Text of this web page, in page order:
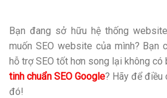
Bạn đang sở hữu hệ thống
muốn SEO website của mình? Bạn
hỗ trợ SEO tốt hơn song lại không có
tinh chuẩn SEO Google? Hãy để điều
đó!